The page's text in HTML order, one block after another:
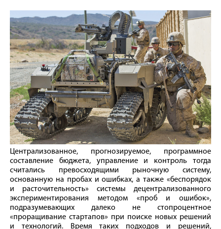
Централизованное, прогнозируемое, программное
составление бюджета, управление и контроль тогда
считались превосходящими рыночную систему,
основанную на пробах и ошибках, а также «беспорядок
и расточительность» системы децентрализованного
экспериментирования методом «проб и ошибок»,
подразумевающих далеко не стопроцентное
«проращивание стартапов» при поиске новых решений
и технологий. Время таких подходов и решений,